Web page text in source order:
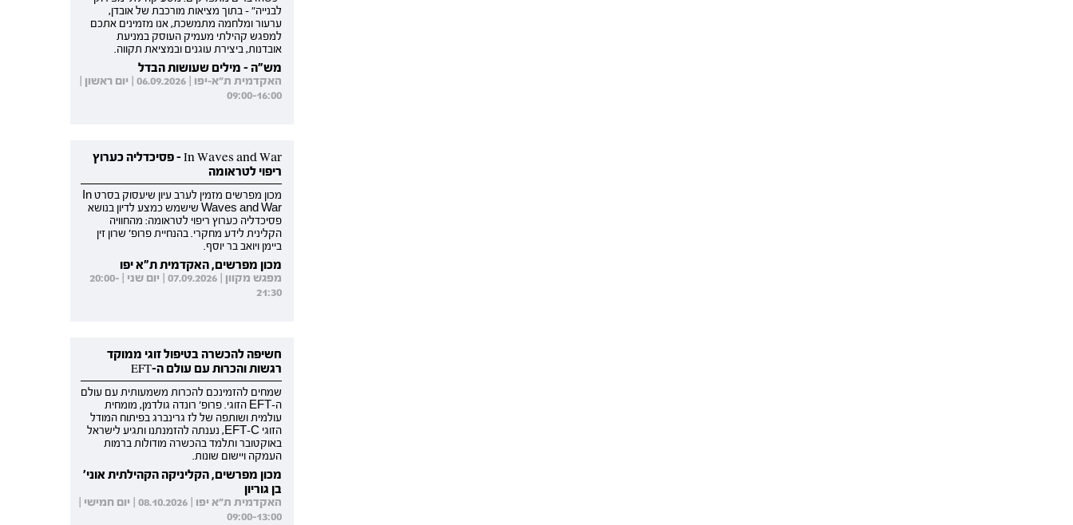
לבנייה" - בתוך מציאות מורכבת של אובדן,
ערעור ומלחמה מתמשכת, אנו מזמינים אתכם
למפגש קהילתי מעמיק העוסק במניעת
אובדנות, ביצירת עוגנים ובמציאת תקווה.
מש"ה - מילים שעושות הבדל
האקדמית ת"א-יפו | 06.09.2026 | יום ראשון |
09:00-16:00
In Waves and War - פסיכדליה כערוץ
ריפוי לטראומה
מכון מפרשים מזמין לערב עיון שיעסוק בסרט In
Waves and War שישמש כמצע לדיון בנושא
פסיכדליה כערוץ ריפוי לטראומה: מהחוויה
הקלינית לידע מחקרי. בהנחיית פרופ' שרון זין
ביימן ויואב בר יוסף.
מכון מפרשים, האקדמית ת"א יפו
מפגש מקוון | 07.09.2026 | יום שני | 20:00-
21:30
חשיפה להכשרה בטיפול זוגי ממוקד
רגשות והכרות עם עולם ה-EFT
שמחים להזמינכם להכרות משמעותית עם עולם
ה-EFT הזוגי. פרופ' רונדה גולדמן, מומחית
עולמית ושותפה של לז גרינברג בפיתוח המודל
הזוגי EFT-C, נענתה להזמנתנו ותגיע לישראל
באוקטובר ותלמד בהכשרה מודולות ברמות
העמקה ויישום שונות.
מכון מפרשים, הקליניקה הקהילתית אוני'
בן גוריון
האקדמית ת"א יפו | 08.10.2026 | יום חמישי |
09:00-13:00